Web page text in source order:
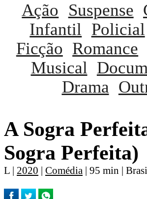
Ação Suspense
Infantil
Policial
Ficção Romance
Musical
Drama
A Sogra
Sogra Perfeita)
L | 2020 | Comédia | 95 min |